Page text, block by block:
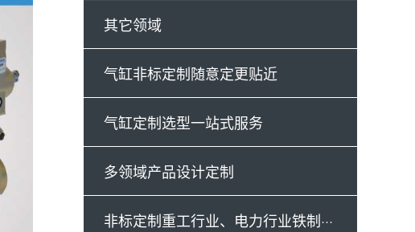
其它领域
气缸非标定制随意定更贴近
气缸定制选型一站式服务
多领域产品设计定制
非标定制重工行业、电力行业铁制···